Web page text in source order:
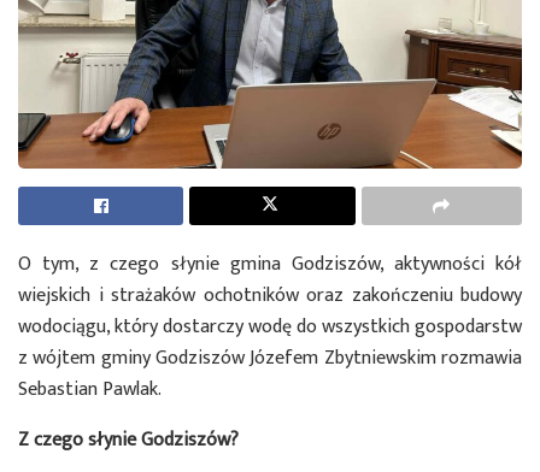
O tym, z czego słynie gmina Godziszów, aktywności kół
wiejskich i strażaków ochotników oraz zakończeniu budowy
wodociągu, który dostarczy wodę do wszystkich gospodarstw
z wójtem gminy Godziszów Józefem Zbytniewskim rozmawia
Sebastian Pawlak.
Z czego słynie Godziszów?